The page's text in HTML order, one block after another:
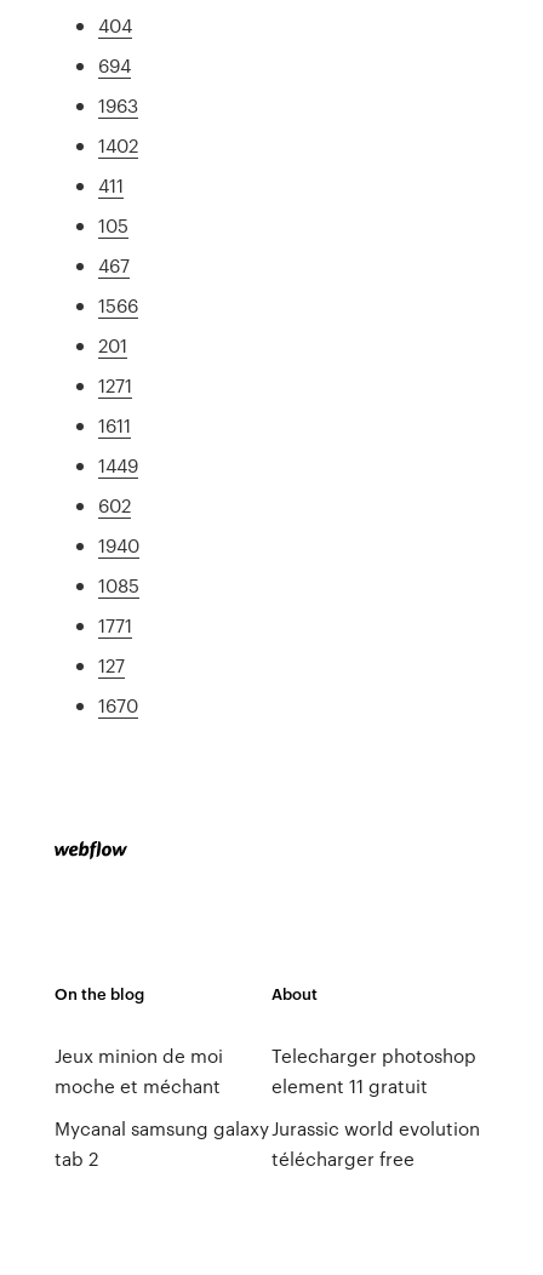
404
694
1963
1402
411
105
467
1566
201
1271
1611
1449
602
1940
1085
1771
127
1670
On the blog
Jeux minion de moi
moche et méchant
Mycanal samsung galaxy
tab 2
About
Telecharger photoshop
element 11 gratuit
Jurassic world evolution
télécharger free